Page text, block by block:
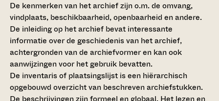
De kenmerken van het archief zijn o.m. de omvang,
vindplaats, beschikbaarheid, openbaarheid en andere.
De inleiding op het archief bevat interessante
informatie over de geschiedenis van het archief,
achtergronden van de archiefvormer en kan ook
aanwijzingen voor het gebruik bevatten.
De inventaris of plaatsingslijst is een hiërarchisch
opgebouwd overzicht van beschreven archiefstukken.
De beschrijvingen zijn formeel en globaal. Het lezen en